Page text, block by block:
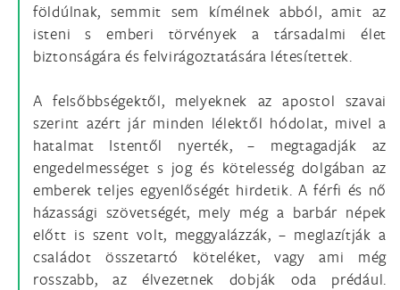
földúlnak, semmit sem kímélnek abból, amit az
isteni s emberi törvények a társadalmi élet
biztonságára és felvirágoztatására létesítettek.
A felsőbbségektől, melyeknek az apostol szavai
szerint azért jár minden lélektől hódolat, mivel a
hatalmat Istentől nyerték, – megtagadják az
engedelmességet s jog és kötelesség dolgában az
emberek teljes egyenlőségét hirdetik. A férfi és nő
házassági szövetségét, mely még a barbár népek
előtt is szent volt, meggyalázzák, – meglazítják a
családot összetartó köteléket, vagy ami még
rosszabb, az élvezetnek dobják oda prédául.